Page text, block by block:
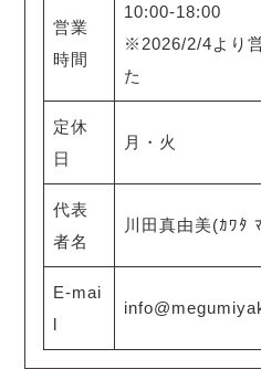
営業
時間
10:00-18:00
※2026/2/4より
た
定休
日
月・火
代表
者名
川田真由美(ｶﾜﾀ
E-mai
l